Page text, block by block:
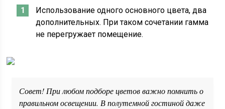
Использование одного основного цвета, два
дополнительных. При таком сочетании гамма
не перегружает помещение.
Совет! При любом подборе цветов важно помнить о
правильном освещении. В полутемной гостиной даже